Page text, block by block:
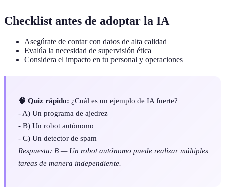
Checklist antes de adoptar la IA
Asegúrate de contar con datos de alta calidad
Evalúa la necesidad de supervisión ética
Considera el impacto en tu personal y operaciones
🧠 Quiz rápido: ¿Cuál es un ejemplo de IA fuerte?
- A) Un programa de ajedrez
- B) Un robot autónomo
- C) Un detector de spam
Respuesta: B — Un robot autónomo puede realizar múltiples
tareas de manera independiente.